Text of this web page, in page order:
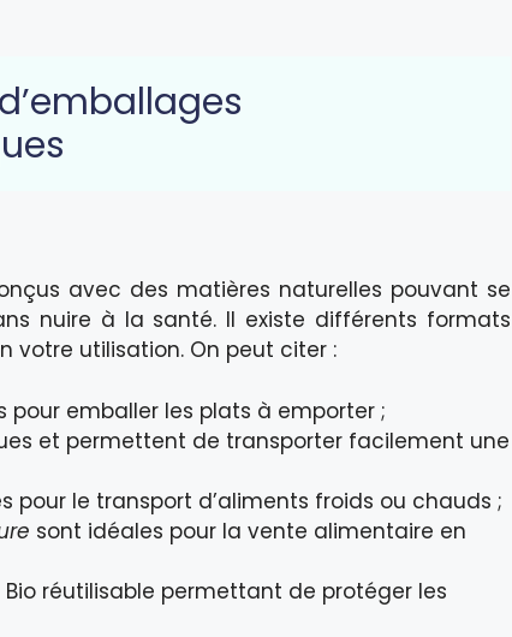
avec des matières naturelles pouvant se
nuire à la santé. Il existe différents formats
votre utilisation. On peut citer :
pour emballer les plats à emporter ;
et permettent de transporter facilement une
pour le transport d’aliments froids ou chauds ;
sont idéales pour la vente alimentaire en
réutilisable permettant de protéger les